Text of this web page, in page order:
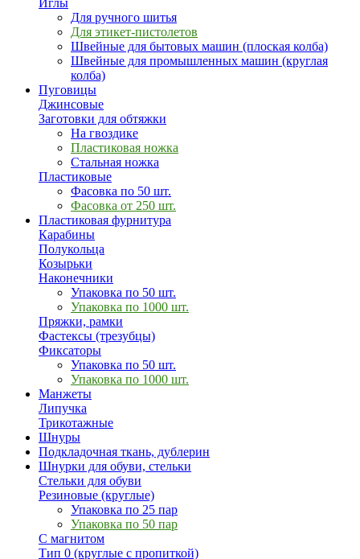
Иглы
Для ручного шитья
Для этикет-пистолетов
Швейные для бытовых машин (плоская колба)
Швейные для промышленных машин (круглая
колба)
Пуговицы
Джинсовые
Заготовки для обтяжки
На гвоздике
Пластиковая ножка
Стальная ножка
Пластиковые
Фасовка по 50 шт.
Фасовка от 250 шт.
Пластиковая фурнитура
Карабины
Полукольца
Козырьки
Наконечники
Упаковка по 50 шт.
Упаковка по 1000 шт.
Пряжки, рамки
Фастексы (трезубцы)
Фиксаторы
Упаковка по 50 шт.
Упаковка по 1000 шт.
Манжеты
Липучка
Трикотажные
Шнуры
Подкладочная ткань, дублерин
Шнурки для обуви, стельки
Стельки для обуви
Резиновые (круглые)
Упаковка по 25 пар
Упаковка по 50 пар
С магнитом
Тип 0 (круглые с пропиткой)